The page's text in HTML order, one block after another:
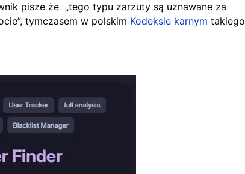
pisze że „tego typu zarzuty są uznawane za
tymczasem w polskim Kodeksie karnym takiego